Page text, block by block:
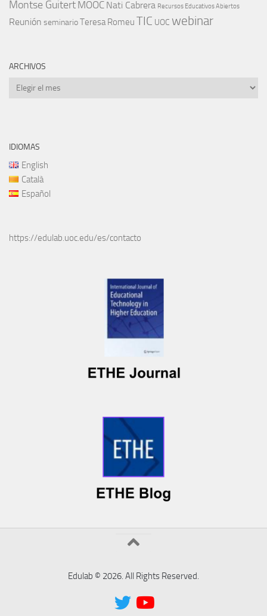
Montse Guitert MOOC Nati Cabrera Recursos Educativos Abiertos
Reunión seminarioTeresa Romeu TIC UOC webinar
ARCHIVOS
Archivos
IDIOMAS
English
Català
Español
https://edulab.uoc.edu/es/contacto
Edulab © 2026. All Rights Reserved.